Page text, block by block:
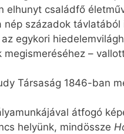
elhunyt családfő
nép századok
egykori
megismeréséhez –
Társaság 1846-ban
átfogó
helyünk, mindössze